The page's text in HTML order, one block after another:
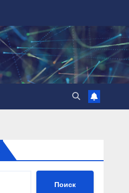
Поиск